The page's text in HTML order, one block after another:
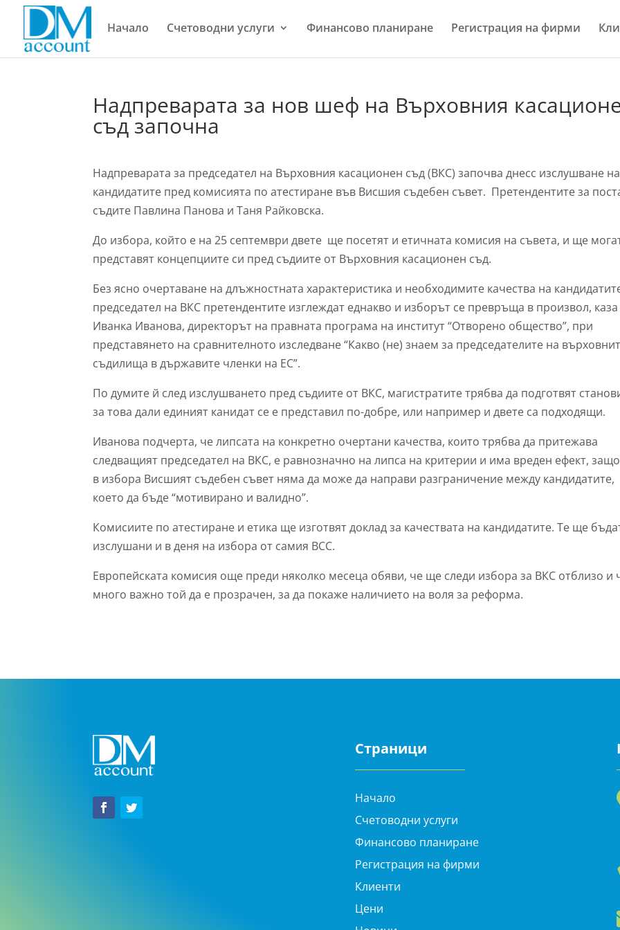
Начало Счетоводни услуги Финансово планиране Регистрация на фирми
Надпреварата за нов шеф на Върховния
съд започна
Надпреварата за председател на Върховния касационен съд (ВКС) започва днесс изслушване на
кандидатите пред комисията по атестиране във Висшия съдебен съвет. Претендентите за
съдите Павлина Панова и Таня Райковска.
До избора, който е на 25 септември двете ще посетят и етичната комисия на съвета, и ще
представят концепциите си пред съдиите от Върховния касационен съд.
Без ясно очертаване на длъжностната характеристика и необходимите качества на
председател на ВКС претендентите изглеждат еднакво и изборът се превръща в произвол, каза
Иванка Иванова, директорът на правната програма на институт “Отворено общество”, при
представянето на сравнителното изследване “Какво (не) знаем за председателите на
съдилища в държавите членки на ЕС”.
По думите й след изслушването пред съдиите от ВКС, магистратите трябва да подготвят
за това дали единият канидат се е представил по-добре, или например и двете са подходящи.
Иванова подчерта, че липсата на конкретно очертани качества, които трябва да притежава
следващият председател на ВКС, е равнозначно на липса на критерии и има вреден ефект,
в избора Висшият съдебен съвет няма да може да направи разграничение между кандидатите,
което да бъде “мотивирано и валидно”.
Комисиите по атестиране и етика ще изготвят доклад за качествата на кандидатите. Те ще
изслушани и в деня на избора от самия ВСС.
Европейската комисия още преди няколко месеца обяви, че ще следи избора за ВКС отблизо и
много важно той да е прозрачен, за да покаже наличието на воля за реформа.
Страници
Начало
Счетоводни услуги
Финансово планиране
Регистрация на фирми
Клиенти
Цени